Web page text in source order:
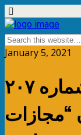
January 5, 2021
پیام جبهه ملی ایران شماره ۲۰۷
“مجازات